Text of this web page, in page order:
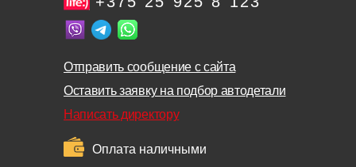
Отправить сообщение с сайта
Оставить заявку на подбор автодетали
Написать директору
Оплата наличными